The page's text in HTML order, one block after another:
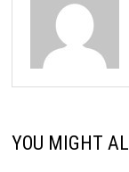
YOU MIGHT